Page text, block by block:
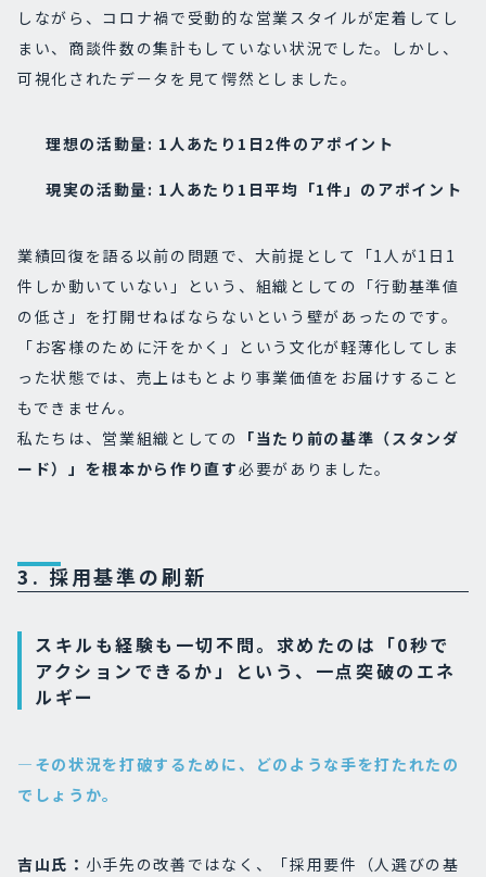
しながら、コロナ禍で受動的な営業スタイルが定着してし
まい、商談件数の集計もしていない状況でした。しかし、
可視化されたデータを見て愕然としました。
理想の活動量: 1人あたり1日2件のアポイント
現実の活動量: 1人あたり1日平均「1件」のアポイント
業績回復を語る以前の問題で、大前提として「1人が1日1
件しか動いていない」という、組織としての「行動基準値
の低さ」を打開せねばならないという壁があったのです。
「お客様のために汗をかく」という文化が軽薄化してしま
った状態では、売上はもとより事業価値をお届けすること
もできません。
私たちは、営業組織としての 「当たり前の基準（スタンダ
ード）」を根本から作り直す必要がありました。
3. 採用基準の刷新
スキルも経験も一切不問。求めたのは「0秒で
アクションできるか」という、一点突破のエネ
ルギー
―その状況を打破するために、どのような手を打たれたの
でしょうか。
吉山氏： 小手先の改善ではなく、「採用要件（人選びの基